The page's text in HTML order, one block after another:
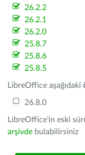
26.2.2
26.2.1
26.2.0
25.8.7
25.8.6
25.8.5
LibreOffice aşağıdaki
26.8.0
LibreOffice'in eski
arşivde bulabilirsiniz